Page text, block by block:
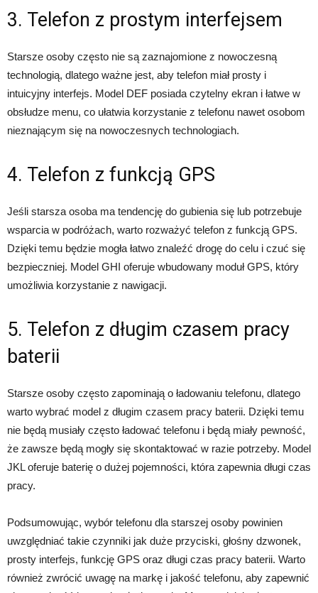
3. Telefon z prostym interfejsem
Starsze osoby często nie są zaznajomione z nowoczesną
technologią, dlatego ważne jest, aby telefon miał prosty i
intuicyjny interfejs. Model DEF posiada czytelny ekran i łatwe w
obsłudze menu, co ułatwia korzystanie z telefonu nawet osobom
nieznającym się na nowoczesnych technologiach.
4. Telefon z funkcją GPS
Jeśli starsza osoba ma tendencję do gubienia się lub potrzebuje
wsparcia w podróżach, warto rozważyć telefon z funkcją GPS.
Dzięki temu będzie mogła łatwo znaleźć drogę do celu i czuć się
bezpieczniej. Model GHI oferuje wbudowany moduł GPS, który
umożliwia korzystanie z nawigacji.
5. Telefon z długim czasem pracy
baterii
Starsze osoby często zapominają o ładowaniu telefonu, dlatego
warto wybrać model z długim czasem pracy baterii. Dzięki temu
nie będą musiały często ładować telefonu i będą miały pewność,
że zawsze będą mogły się skontaktować w razie potrzeby. Model
JKL oferuje baterię o dużej pojemności, która zapewnia długi czas
pracy.
Podsumowując, wybór telefonu dla starszej osoby powinien
uwzględniać takie czynniki jak duże przyciski, głośny dzwonek,
prosty interfejs, funkcję GPS oraz długi czas pracy baterii. Warto
również zwrócić uwagę na markę i jakość telefonu, aby zapewnić